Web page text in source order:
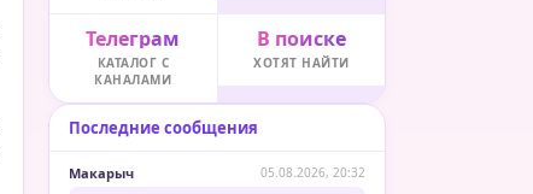
Телеграм
КАТАЛОГ С
КАНАЛАМИ
В поиске
ХОТЯТ НАЙТИ
Последние сообщения
Макарыч 05.08.2026, 20:32